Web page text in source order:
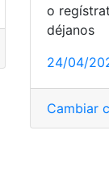
o
déjanos
24/04/
Cambiar